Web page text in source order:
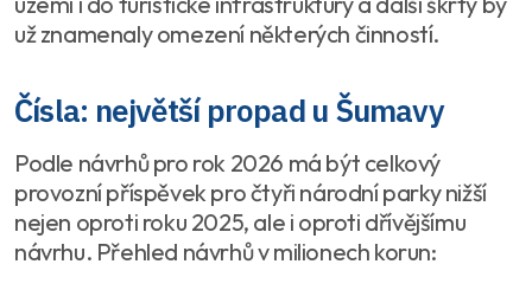
už znamenaly omezení některých činností.
Čísla: největší propad u Šumavy
Podle návrhů pro rok 2026 má být celkový
provozní příspěvek pro čtyři národní parky nižší
nejen oproti roku 2025, ale i oproti dřívějšímu
návrhu. Přehled návrhů v milionech korun: